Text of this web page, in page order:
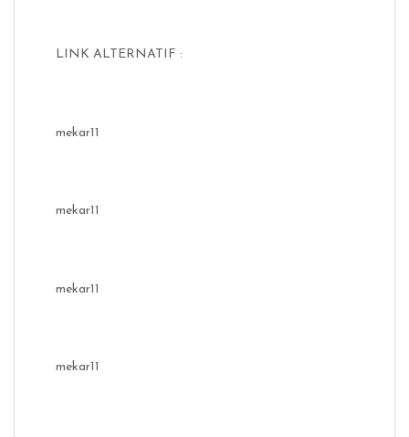
LINK ALTERNATIF :
mekar11
mekar11
mekar11
mekar11